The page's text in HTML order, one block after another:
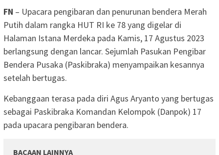
FN – Upacara pengibaran dan penurunan bendera Merah
Putih dalam rangka HUT RI ke 78 yang digelar di
Halaman Istana Merdeka pada Kamis, 17 Agustus 2023
berlangsung dengan lancar. Sejumlah Pasukan Pengibar
Bendera Pusaka (Paskibraka) menyampaikan kesannya
setelah bertugas.
Kebanggaan terasa pada diri Agus Aryanto yang bertugas
sebagai Paskibraka Komandan Kelompok (Danpok) 17
pada upacara pengibaran bendera.
BACAAN LAINNYA